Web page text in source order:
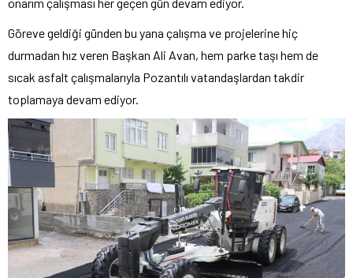
Göreve geldiği günden bu yana çalışma ve projelerine hiç
durmadan hız veren Başkan Ali Avan, hem parke taşı hem de
sıcak asfalt çalışmalarıyla Pozantılı vatandaşlardan takdir
toplamaya devam ediyor.